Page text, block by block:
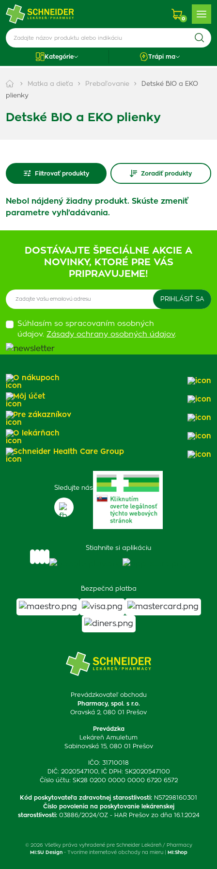
0
Kategórie Trápi ma
Matka a dieťa Prebaľovanie
Detské BIO a EKO
plienky
Detské BIO a EKO plienky
Filtrovať produkty Zoradiť produkty
Nebol nájdený žiadny produkt. Skúste zmeniť
parametre vyhľadávania.
DOSTÁVAJTE ŠPECIÁLNE AKCIE A
NOVINKY, KTORÉ PRE VÁS
PRIPRAVUJEME!
Súhlasím so spracovaním osobných
údajov. Zásady ochrany osobných údajov.
Prevádzkovateľ obchodu
Pharmacy, spol. s r.o.
Oravská 2, 080 01 Prešov
Prevádzka
Lekáreň Amuletum
Sabinovská 15, 080 01 Prešov
IČO: 31710018
DIČ: 2020547100, IČ DPH: SK2020547100
Číslo účtu: SK28 0200 0000 0000 6720 6572
Kód poskytovateľa zdravotnej starostlivosti: N57298160301
Číslo povolenia na poskytovanie lekárenskej
starostlivosti: 03886/2024/OZ - HAR Prešov zo dňa 16.1.2024
Sledujte nás
Stiahnite si aplikáciu
Bezpečná platba
O nákupoch
Môj účet
Pre zákazníkov
O lekárňach
Schneider Health Care Group
© 2026 Všetky práva vyhradené pre Schneider Lekáreň / Pharmacy
MI:SU Design- Tvoríme internetové obchody na mieru | MI:Shop